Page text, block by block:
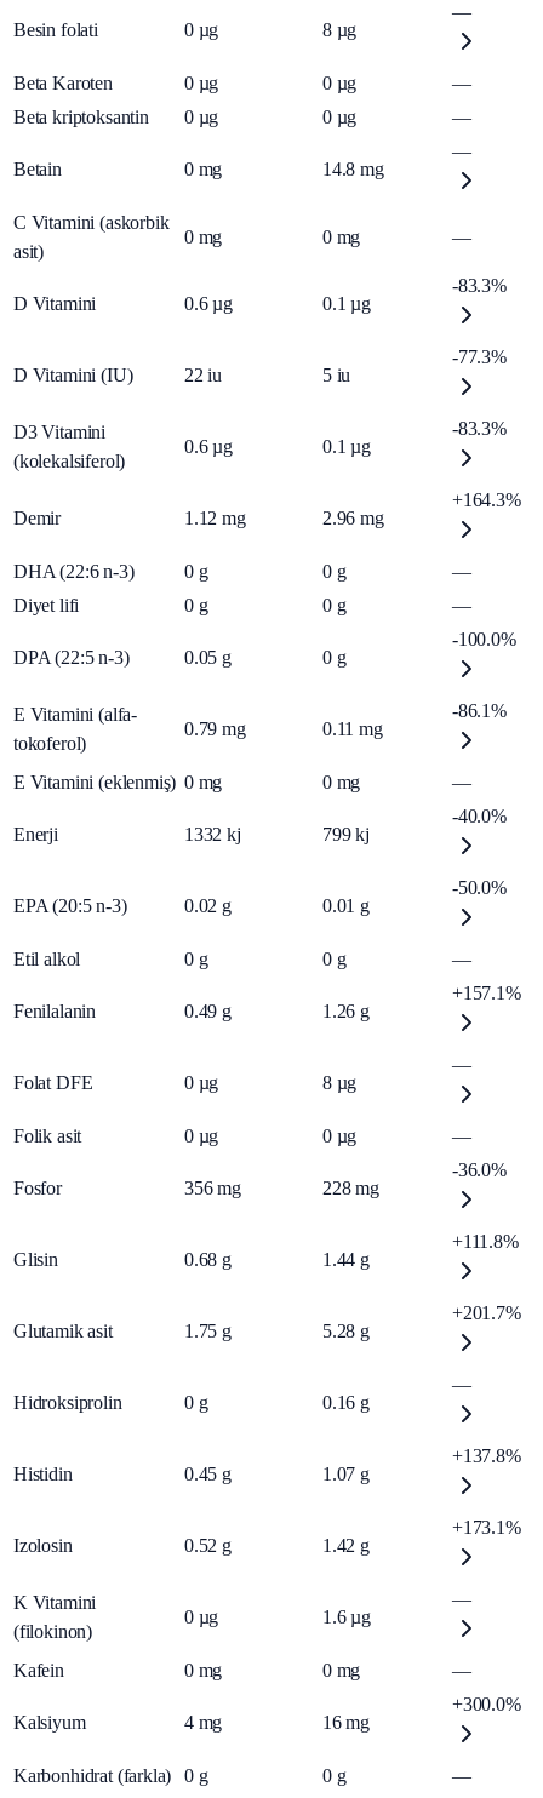
Besin folati 0 µg 8 µg
—
Beta Karoten 0 µg 0 µg
—
Beta kriptoksantin
0 µg 0 µg —
Betain 0 mg 14.8 mg
—
C Vitamini (askorbik
asit)
0 mg 0 mg —
D Vitamini 0.6 µg 0.1 µg
-83.3%
D Vitamini (IU) 22 iu 5 iu
-77.3%
D3 Vitamini
(kolekalsiferol)
0.6 µg 0.1 µg
-83.3%
Demir 1.12 mg 2.96 mg
+164.3%
DHA (22:6 n-3) 0 g 0 g
—
Diyet lifi
0 g 0 g —
DPA (22:5 n-3) 0.05 g 0 g
-100.0%
E Vitamini (alfa-
tokoferol)
0.79 mg 0.11 mg
-86.1%
E Vitamini (eklenmiş) 0 mg 0 mg —
Enerji 1332 kj 799 kj
-40.0%
EPA (20:5 n-3) 0.02 g 0.01 g
-50.0%
Etil alkol 0 g 0 g —
Fenilalanin 0.49 g 1.26 g
+157.1%
Folat DFE 0 µg 8 µg
—
Folik asit 0 µg 0 µg —
Fosfor 356 mg 228 mg
-36.0%
Glisin 0.68 g 1.44 g
+111.8%
Glutamik asit 1.75 g 5.28 g
+201.7%
Hidroksiprolin 0 g 0.16 g
—
Histidin 0.45 g 1.07 g
+137.8%
Izolosin 0.52 g 1.42 g
+173.1%
K Vitamini
(filokinon)
0 µg 1.6 µg
—
Kafein 0 mg 0 mg —
Kalsiyum 4 mg 16 mg
+300.0%
Karbonhidrat (farkla) 0 g 0 g —